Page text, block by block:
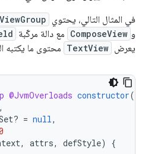
في المثال التالي، يحتوي
و ComposeView مع دالة مركّبة
يعرض TextView محتوى ما يكتبه
@JvmOverloads constructor(
,
= null,
, attrs, defStyle) {